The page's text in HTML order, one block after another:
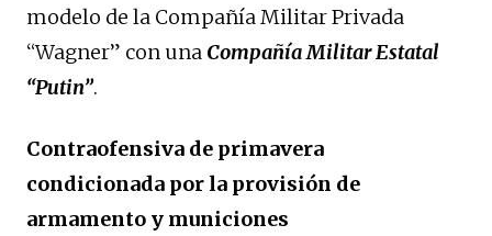
modelo de la Compañía Militar Privada
“Wagner” con una Compañía Militar Estatal
“Putin”.
Contraofensiva de primavera
condicionada por la provisión de
armamento y municiones